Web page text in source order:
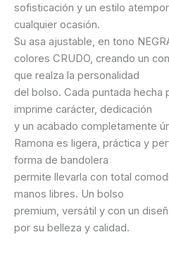
sofisticación y un estilo
cualquier ocasión.
Su asa ajustable, en tono
colores CRUDO, creando un
que realza la personalidad
del bolso. Cada puntada hecha
imprime carácter, dedicación
y un acabado completamente
Ramona es ligera, práctica y
forma de bandolera
permite llevarla con total
manos libres. Un bolso
premium, versátil y con un
por su belleza y calidad.